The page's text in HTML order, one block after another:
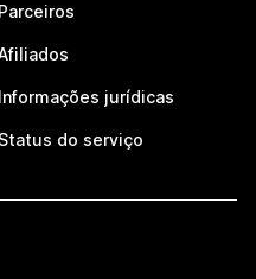
Parceiros
Informações jurídicas
Status do serviço